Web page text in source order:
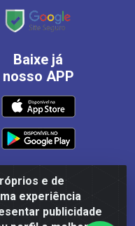
e de
experiência
publicidade
Baixe já
nosso APP
de Alimentos LTDA -
Galpão - Santa Rosa,
03.504.437/0001-50